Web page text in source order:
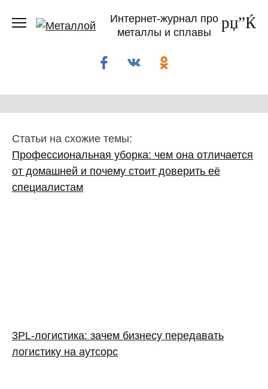
Интернет-журнал про
металлы и сплавы
Статьи на схожие темы:
Профессиональная уборка: чем она отличается
от домашней и почему стоит доверить её
специалистам
3PL‑логистика: зачем бизнесу передавать
логистику на аутсорс